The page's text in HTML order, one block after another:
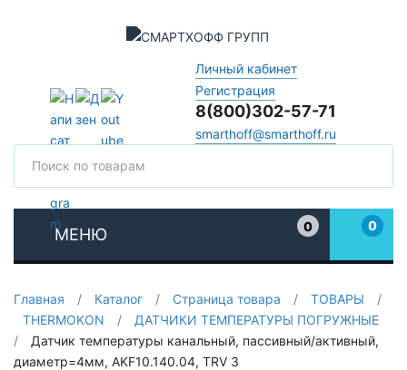
Личный кабинет
Регистрация
8(800)302-57-71
smarthoff@smarthoff.ru
МЕНЮ
0
0
Главная / Каталог / Страница товара / ТОВАРЫ
/
THERMOKON
/
ДАТЧИКИ ТЕМПЕРАТУРЫ ПОГРУЖНЫЕ
/
Датчик температуры канальный, пассивный/активный,
диаметр=4мм, AKF10.140.04, TRV 3